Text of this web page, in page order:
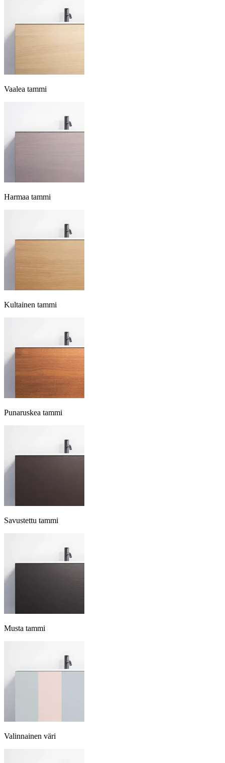
Vaalea tammi
Harmaa tammi
Kultainen tammi
Punaruskea tammi
Savustettu tammi
Musta tammi
Valinnainen väri